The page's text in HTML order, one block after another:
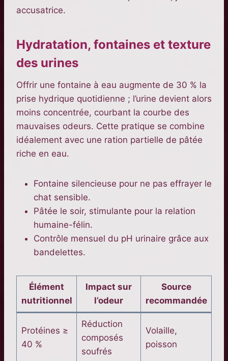
accusatrice.
Hydratation, fontaines et texture
des urines
Offrir une fontaine à eau augmente de 30 % la
prise hydrique quotidienne ; l’urine devient alors
moins concentrée, courbant la courbe des
mauvaises odeurs. Cette pratique se combine
idéalement avec une ration partielle de pâtée
riche en eau.
Fontaine silencieuse pour ne pas effrayer le
chat sensible.
Pâtée le soir, stimulante pour la relation
humaine-félin.
Contrôle mensuel du pH urinaire grâce aux
bandelettes.
Élément
nutritionnel
Impact sur
l’odeur
Source
recommandée
Protéines ≥
40 %
Réduction
composés
soufrés
Volaille,
poisson